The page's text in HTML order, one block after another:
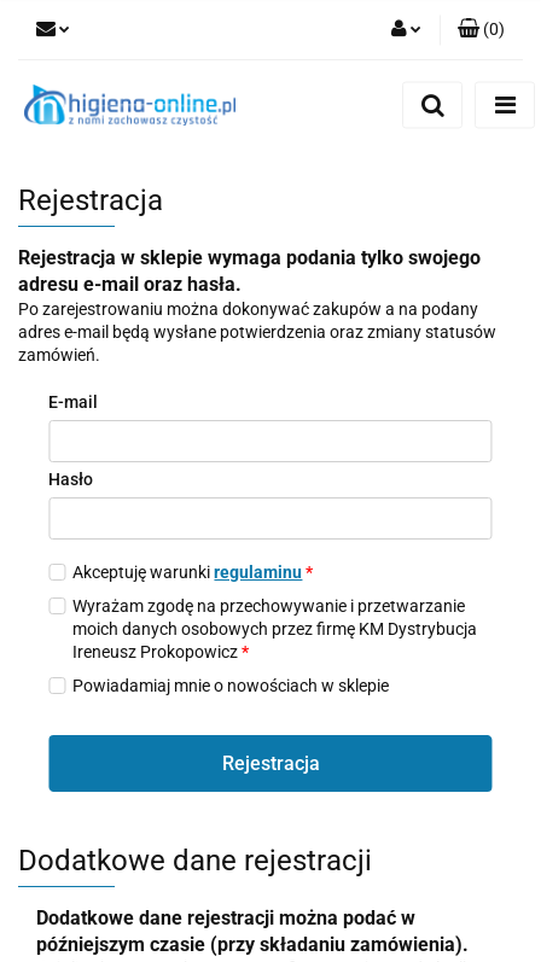
(0)
Rejestracja
Rejestracja w sklepie wymaga podania tylko swojego
adresu e-mail oraz hasła.
Po zarejestrowaniu można dokonywać zakupów a na podany
adres e-mail będą wysłane potwierdzenia oraz zmiany statusów
zamówień.
E-mail
Hasło
Akceptuję warunkiregulaminu *
Wyrażam zgodę na przechowywanie i przetwarzanie
moich danych osobowych przez firmę KM Dystrybucja
Ireneusz Prokopowicz*
Powiadamiaj mnie o nowościach w sklepie
Rejestracja
Dodatkowe dane rejestracji
Dodatkowe dane rejestracji można podać w
późniejszym czasie (przy składaniu zamówienia).